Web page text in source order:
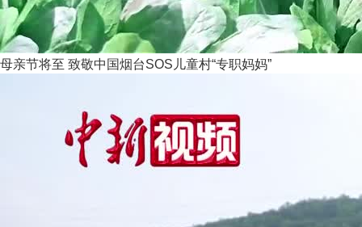
母亲节将至 致敬中国烟台SOS儿童村“专职妈妈”